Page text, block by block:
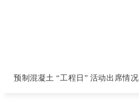
预制混凝土 “工程日” 活动出席情况